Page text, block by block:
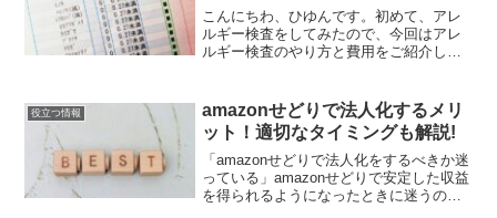
こんにちわ、ひゆんです。初めて、アレ
ルギー検査をしてみたので、今回はアレ
ルギー検査のやり方と費用をご紹介しま
鼻や喉、皮膚などが気になる場合は1度、
検査をしてみることをお...
役立つ情報
amazonせどりで法人化するメリ
ット！適切なタイミングも解説!
「amazonせどりで法人化をするべきか迷
っている」amazonせどりで安定した収益
を得られるようになったときに迷うの